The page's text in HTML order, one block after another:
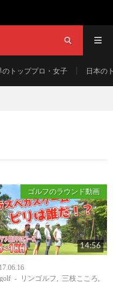
のトッププロ・女子 日本の
ゴルフのラウンド動画
14:56
- リンゴルフ
三枝こころ